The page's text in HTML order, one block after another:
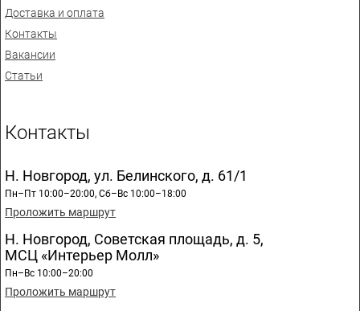
Доставка и оплата
Контакты
Вакансии
Статьи
Контакты
Н. Новгород, ул. Белинского, д. 61/1
Пн–Пт 10:00–20:00, Сб–Вс 10:00–18:00
Проложить маршрут
Н. Новгород, Советская площадь, д. 5,
МСЦ «Интерьер Молл»
Пн–Вс 10:00–20:00
Проложить маршрут